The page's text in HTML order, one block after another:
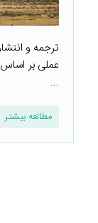
ترجمه و
...
مطالعه بیشتر